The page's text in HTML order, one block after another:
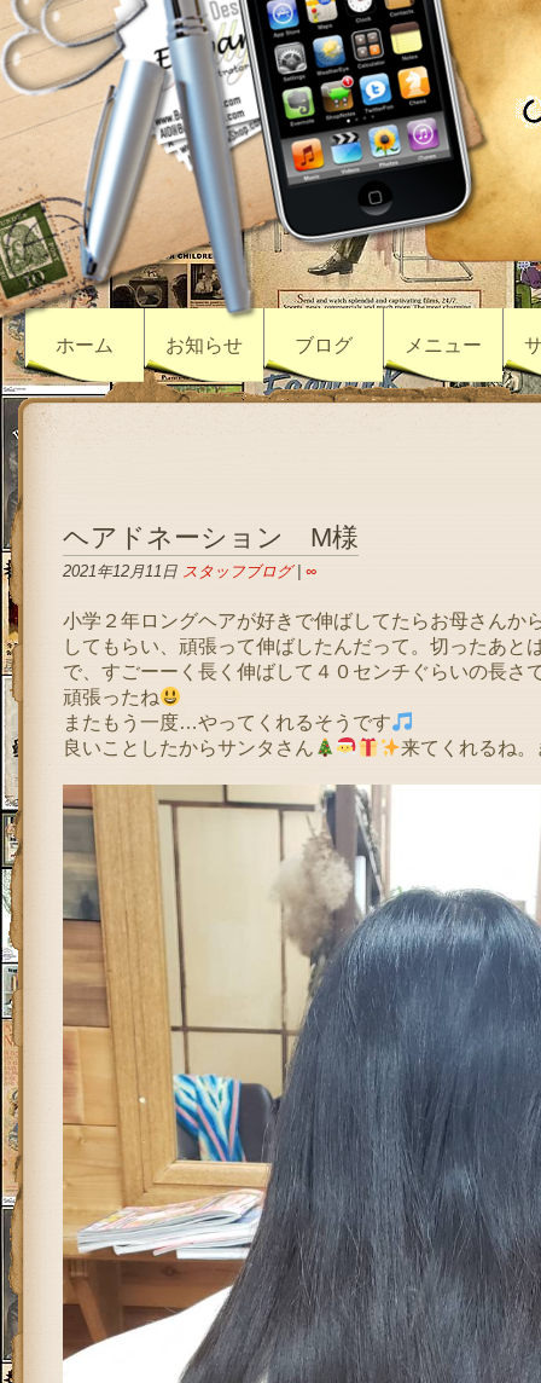
ホーム お知らせ ブログ メニュー
ヘアドネーション M様
2021年12月11日 スタッフブログ| ∞
小学２年ロングヘアが好きで伸ばしてたらお母さんか
してもらい、頑張って伸ばしたんだって。切ったあと
で、すごーーく長く伸ばして４０センチぐらいの長さ
頑張ったね
またもう一度…やってくれるそうです
良いことしたからサンタさん
来てくれるね。